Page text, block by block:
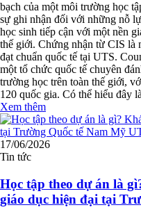
bạch của một môi trường học
sự ghi nhận đối với những nỗ
học sinh tiếp cận với một nền
thế giới. Chứng nhận từ CIS là
đạt chuẩn quốc tế tại UTS.
một tổ chức quốc tế chuyên
trường học trên toàn thế giới,
120 quốc gia. Có thể hiểu đây
Xem thêm
17/06/2026
Tin tức
Học tập theo dự án là
giáo dục hiện đại tại